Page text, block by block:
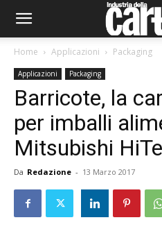
Home Applicazioni Packaging
Applicazioni Packaging
Barricote, la
per imballi
Mitsubishi
Da Redazione - 13 Marzo 2017